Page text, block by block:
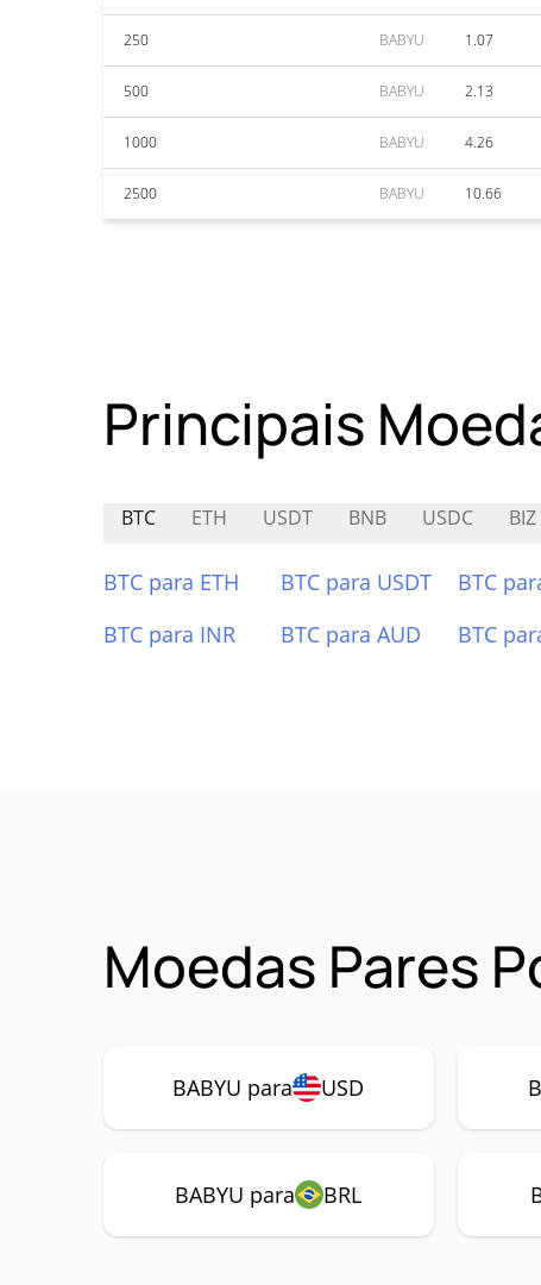
250 BABYU 1.07
500 BABYU 2.13
1000 BABYU 4.26
2500 BABYU 10.66
Principais
BTC ETH USDT BNB USDC BIZ
BTC para ETH BTC para USDT BTC
BTC para INR
BTC para AUD BTC
Moedas Pares
BABYU para USD
BABYU para BRL